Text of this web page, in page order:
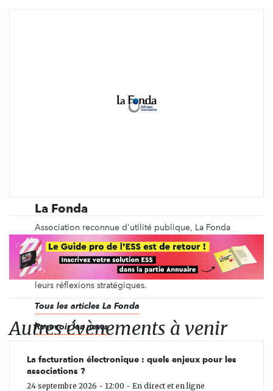
La Fonda
Association reconnue d'utilité publique, La Fonda
accompagne le développement de la vie
associative depuis 1981. Nous offrons des espaces
d'intelligence collective pour accompagner les
responsables associatifs et leurs partenaires dans
leurs réflexions stratégiques.
Tous les articles La Fonda
Recevoir les news
Autres évènements à venir
La facturation électronique : quels enjeux pour les
associations ?
24 septembre 2026 - 12:00 - En direct et en ligne